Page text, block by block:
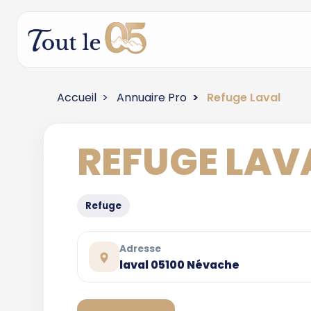
Accueil Annuaire Pro Refuge Laval
REFUGE
Refuge
Adresse
laval 05100 Névache